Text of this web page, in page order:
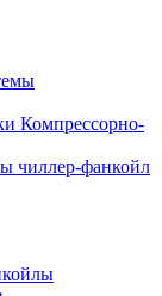
Компрессорно-
чиллер-фанкойл